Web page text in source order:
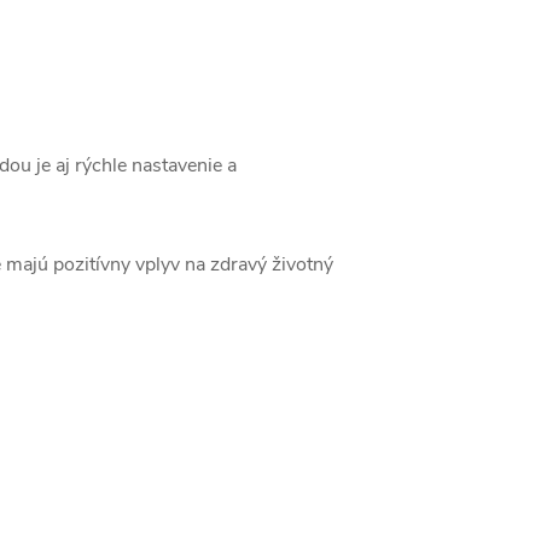
je aj rýchle nastavenie a
pozitívny vplyv na zdravý životný